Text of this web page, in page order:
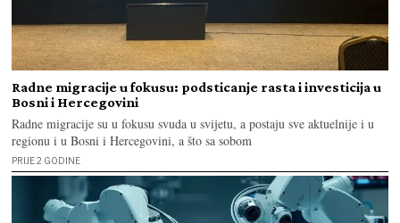
Radne migracije u fokusu: podsticanje rasta i investicija u
Bosni i Hercegovini
Radne migracije su u fokusu svuda u svijetu, a postaju sve aktuelnije i u
regionu i u Bosni i Hercegovini, a što sa sobom
PRIJE 2 GODINE